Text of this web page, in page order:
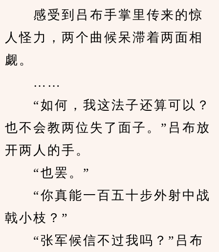
感受到吕布手掌里传来的惊
人怪力，两个曲候呆滞着两面相
觑。
……
“如何，我这法子还算可以？
也不会教两位失了面子。”吕布放
开两人的手。
“也罢。”
“你真能一百五十步外射中战
戟小枝？”
“张军候信不过我吗？”吕布